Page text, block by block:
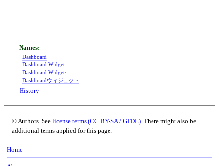
Dashboard
Dashboard Widget
Dashboard Widgets
Dashboardウィジェット
History
© Authors. See license terms (CC BY-SA / GFDL) . There might also be
additional terms applied for this page.
Home